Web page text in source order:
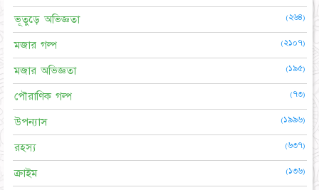
ভূতুড়ে অভিজ্ঞতা (২৬৪)
মজার গল্প (২১০৭)
মজার অভিজ্ঞতা (১৯৫)
পৌরাণিক গল্প (৭৩)
উপন্যাস (১৯৯৬)
রহস্য (৬৩৭)
ক্রাইম (১৩৬)